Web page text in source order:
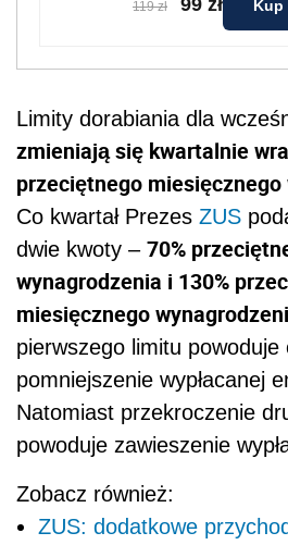
119 zł 99 zł Kup
Limity dorabiania dla
zmieniają się kwartalnie
przeciętnego
Co kwartał Prezes ZUS
dwie kwoty – 70%
wynagrodzenia i 130%
miesięcznego
pierwszego limitu powoduje
pomniejszenie wypłacanej
Natomiast przekroczenie
powoduje zawieszenie
Zobacz również:
ZUS: dodatkowe